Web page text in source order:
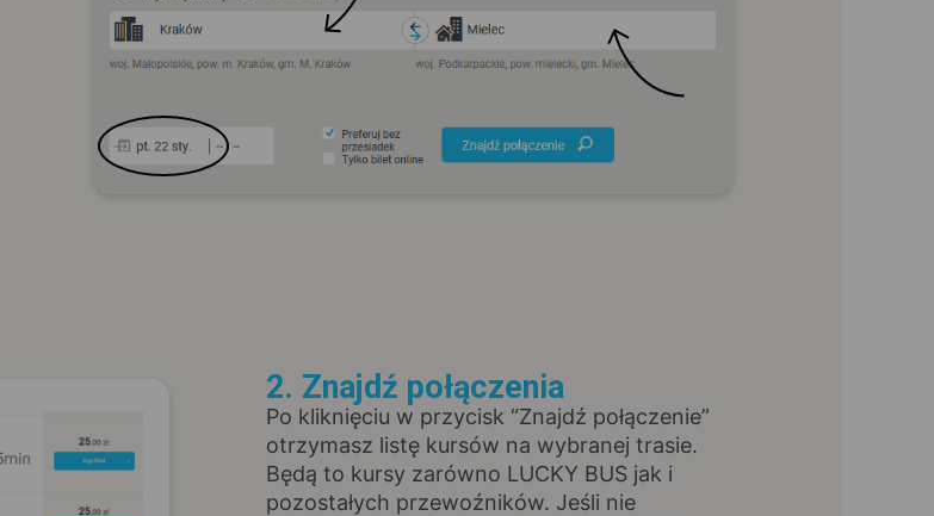
2. Znajdź połączenia
Po kliknięciu w przycisk “Znajdź połączenie”
otrzymasz listę kursów na wybranej trasie.
Będą to kursy zarówno LUCKY BUS jak i
pozostałych przewoźników. Jeśli nie